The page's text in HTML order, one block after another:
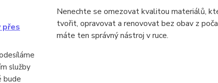
přes
služby
bude
Nenechte se omezovat kvalitou materiálů,
tvořit, opravovat a renovovat bez obav z
máte ten správný nástroj v ruce.